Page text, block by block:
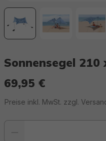
Sonnensegel 210
69,95 €
Preise inkl. MwSt. zzgl.
Produkt Anzahl: Gib den